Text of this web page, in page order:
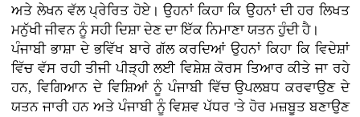
ਅਤੇ ਲੇਖਨ ਵੱਲ ਪ੍ਰੇਰਿਤ ਹੋਏ। ਉਹਨਾਂ ਕਿਹਾ ਕਿ ਉਹਨਾਂ ਦੀ ਹਰ ਲਿਖਤ
ਮਨੁੱਖੀ ਜੀਵਨ ਨੂੰ ਸਹੀ ਦਿਸ਼ਾ ਦੇਣ ਦਾ ਇੱਕ ਨਿਮਾਣਾ ਯਤਨ ਹੁੰਦੀ ਹੈ।
ਪੰਜਾਬੀ ਭਾਸ਼ਾ ਦੇ ਭਵਿੱਖ ਬਾਰੇ ਗੱਲ ਕਰਦਿਆਂ ਉਹਨਾਂ ਕਿਹਾ ਕਿ ਵਿਦੇਸ਼ਾਂ
ਵਿੱਚ ਵੱਸ ਰਹੀ ਤੀਜੀ ਪੀੜ੍ਹੀ ਲਈ ਵਿਸ਼ੇਸ਼ ਕੋਰਸ ਤਿਆਰ ਕੀਤੇ ਜਾ ਰਹੇ
ਹਨ, ਵਿਗਿਆਨ ਦੇ ਵਿਸ਼ਿਆਂ ਨੂੰ ਪੰਜਾਬੀ ਵਿੱਚ ਉਪਲਬਧ ਕਰਵਾਉਣ ਦੇ
ਯਤਨ ਜਾਰੀ ਹਨ ਅਤੇ ਪੰਜਾਬੀ ਨੂੰ ਵਿਸ਼ਵ ਪੱਧਰ 'ਤੇ ਹੋਰ ਮਜ਼ਬੂਤ ਬਣਾਉਣ